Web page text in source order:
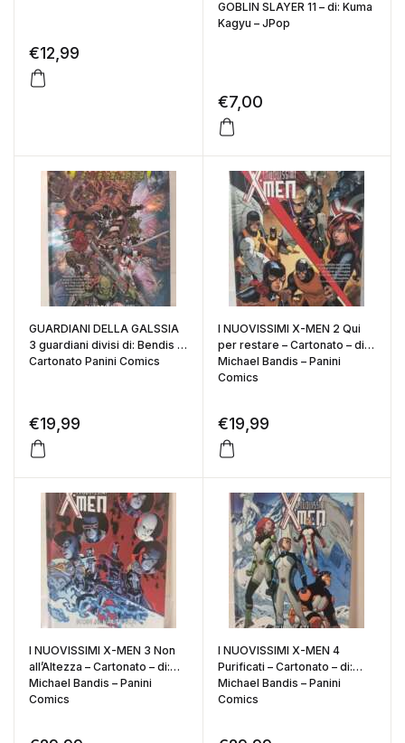
€12,99
GOBLIN SLAYER 11 – di: Kuma
Kagyu – JPop
€7,00
GUARDIANI DELLA GALSSIA
3 guardiani divisi di: Bendis –
Cartonato Panini Comics
€19,99
I NUOVISSIMI X-MEN 2 Qui
per restare – Cartonato – di:
Michael Bandis – Panini
Comics
€19,99
I NUOVISSIMI X-MEN 3 Non
all’Altezza – Cartonato – di:
Michael Bandis – Panini
Comics
I NUOVISSIMI X-MEN 4
Purificati – Cartonato – di:
Michael Bandis – Panini
Comics